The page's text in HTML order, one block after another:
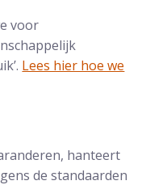
voor
Lees hier hoe we
hanteert
de standaarden